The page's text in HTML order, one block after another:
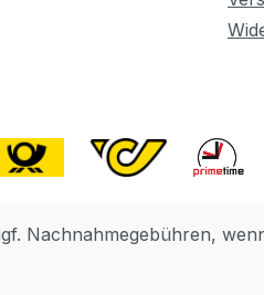
Nachnahmegebühren,